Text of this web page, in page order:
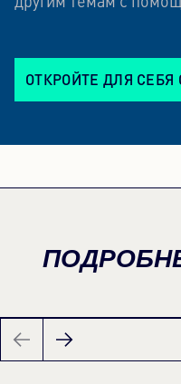
ОТКРОЙТЕ ДЛЯ СЕБЯ